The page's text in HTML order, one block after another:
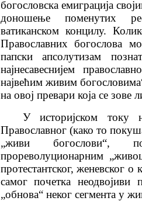
богословска емиграција
доношење поменутих
ватиканском концилу.
Православних богослова
папски апсолутизам
најнесавеснијем
највећим живим
на овој превари која се зове
У историјском току
Православног (како то
„живи богослови“,
прореволуционарним
протестантског, женевског
самог почетка
„обнова“ неког сегмента у